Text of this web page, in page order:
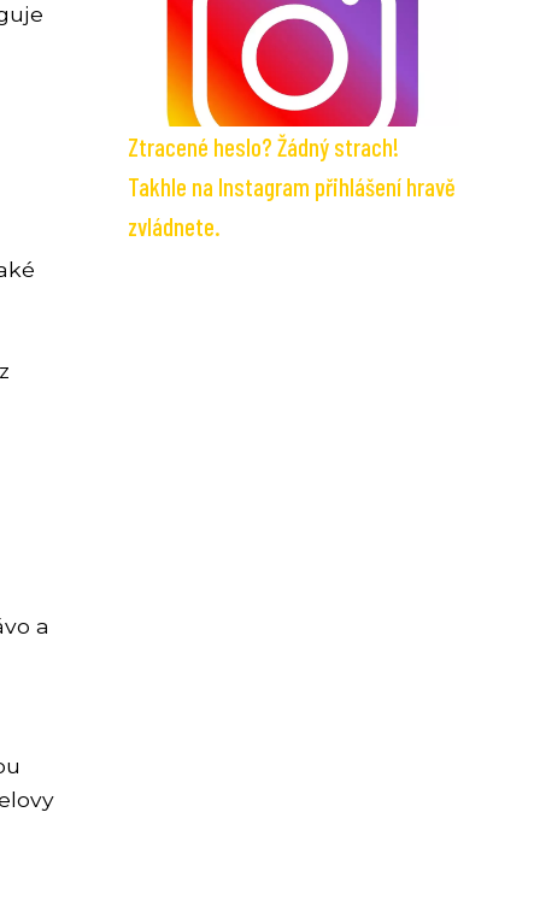
a
Ztracené heslo? Žádný strach!
Takhle na Instagram přihlášení hravě
zvládnete.